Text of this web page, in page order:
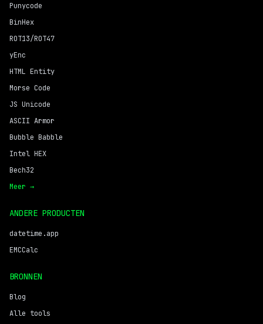
Punycode
BinHex
ROT13/ROT47
yEnc
HTML Entity
Morse Code
JS Unicode
ASCII Armor
Bubble Babble
Intel HEX
Bech32
Meer →
ANDERE PRODUCTEN
datetime.app
EMCCalc
BRONNEN
Blog
Alle tools